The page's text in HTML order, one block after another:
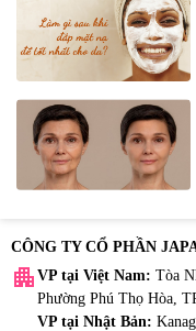
CÔNG TY CỔ PHẦN
apartment VP tại Việt Nam: Tòa
Phường Phú Thọ Hòa,
VP tại Nhật Bản: